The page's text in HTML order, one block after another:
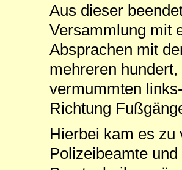
Aus dieser
Versammlung mit
Absprachen mit
mehreren
vermummten
Richtung
Hierbei kam es zu
Polizeibeamte